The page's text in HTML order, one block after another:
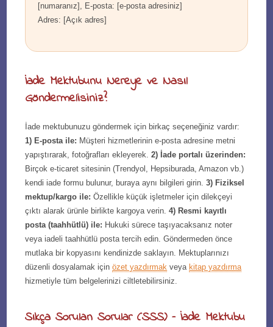
[numaranız], E-posta: [e-posta adresiniz]
Adres: [Açık adres]
İade Mektubunu Nereye ve Nasıl
Göndermelisiniz?
İade mektubunuzu göndermek için birkaç seçeneğiniz vardır:
1) E-posta ile: Müşteri hizmetlerinin e-posta adresine metni
yapıştırarak, fotoğrafları ekleyerek.2) İade portalı üzerinden:
Birçok e-ticaret sitesinin (Trendyol, Hepsiburada, Amazon vb.)
kendi iade formu bulunur, buraya aynı bilgileri girin.3) Fiziksel
mektup/kargo ile: Özellikle küçük işletmeler için dilekçeyi
çıktı alarak ürünle birlikte kargoya verin.4) Resmi kayıtlı
posta (taahhütlü) ile: Hukuki sürece taşıyacaksanız noter
veya iadeli taahhütlü posta tercih edin. Göndermeden önce
mutlaka bir kopyasını kendinizde saklayın. Mektuplarınızı
düzenli dosyalamak içinözet yazdırmak veyakitap yazdırma
hizmetiyle tüm belgelerinizi ciltletebilirsiniz.
Sıkça Sorulan Sorular (SSS) – İade Mektubu